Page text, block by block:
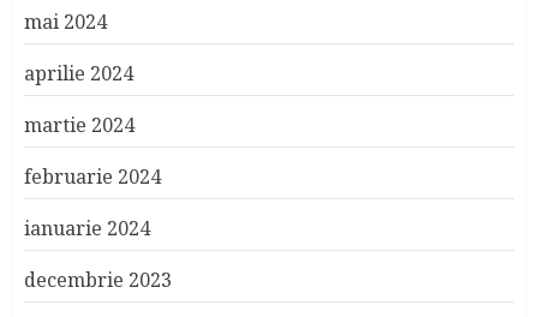
mai 2024
aprilie 2024
martie 2024
februarie 2024
ianuarie 2024
decembrie 2023